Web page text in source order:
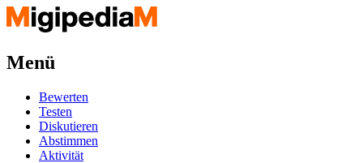
Menü
Bewerten
Testen
Diskutieren
Abstimmen
Aktivität